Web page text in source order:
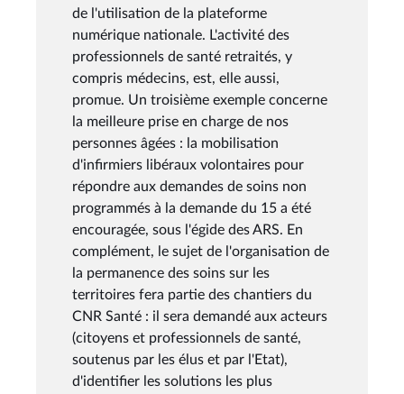
de l'utilisation de la plateforme
numérique nationale. L'activité des
professionnels de santé retraités, y
compris médecins, est, elle aussi,
promue. Un troisième exemple concerne
la meilleure prise en charge de nos
personnes âgées : la mobilisation
d'infirmiers libéraux volontaires pour
répondre aux demandes de soins non
programmés à la demande du 15 a été
encouragée, sous l'égide des ARS. En
complément, le sujet de l'organisation de
la permanence des soins sur les
territoires fera partie des chantiers du
CNR Santé : il sera demandé aux acteurs
(citoyens et professionnels de santé,
soutenus par les élus et par l'Etat),
d'identifier les solutions les plus